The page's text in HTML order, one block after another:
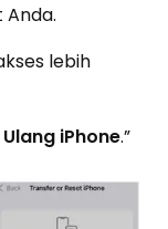
lebih
iPhone.”